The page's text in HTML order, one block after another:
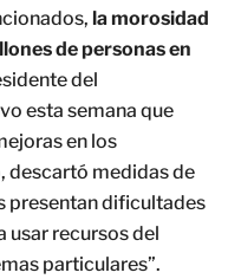
la morosidad
de personas en
del
esta semana que
en los
descartó medidas de
presentan dificultades
usar recursos del
particulares”.